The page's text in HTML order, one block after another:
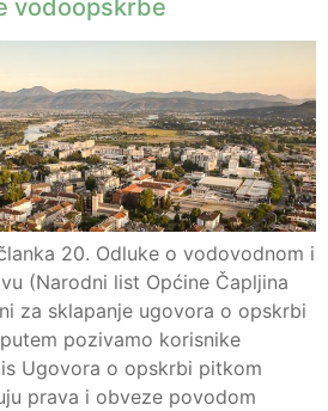
vodoopskrbe
20. Odluke o vodovodnom i
(Narodni list Općine Čapljina
za sklapanje ugovora o opskrbi
pozivamo korisnike
Ugovora o opskrbi pitkom
prava i obveze povodom